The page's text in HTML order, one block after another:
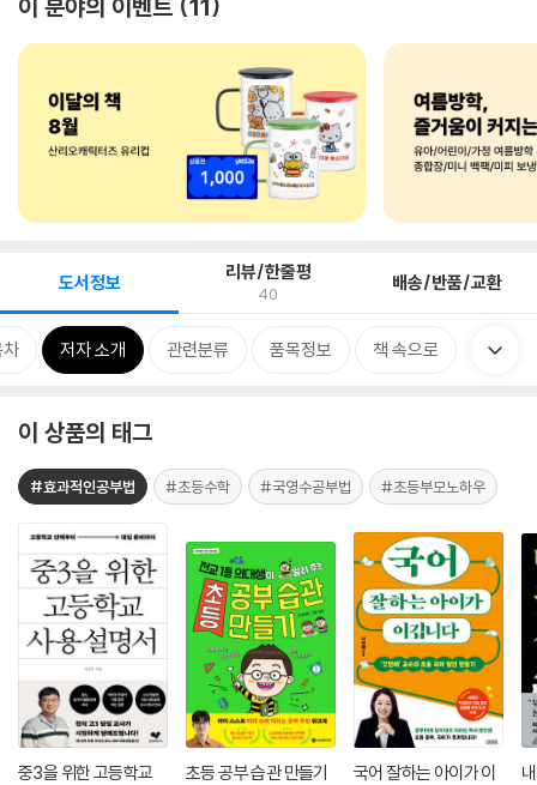
이 분야의 이벤트 11
도서정보 리뷰/한줄평
40 배송/반품/교환
저자 소개 관련분류 품목정보 책 속으로
이 상품의 태그
#효과적인공부법 #초등수학 #국영수공부법 #초등부모노하우
중3을 위한 고등학교
초등 공부 습관 만들기
국어 잘하는 아이가 이